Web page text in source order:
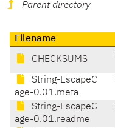
Parent directory
Filename
CHECKSUMS
String-EscapeC
age-0.01.meta
String-EscapeC
age-0.01.readme